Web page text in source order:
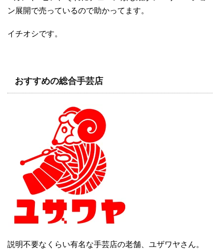
ン展開で売っているので助かってます。
イチオシです。
おすすめの総合手芸店
説明不要なくらい有名な手芸店の老舗、ユザワヤさん。